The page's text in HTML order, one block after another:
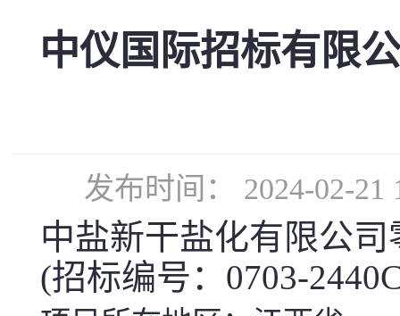
中仪国际招标有限
发布时间： 2024-02-
中盐新干盐化有限公
(招标编号：0703-